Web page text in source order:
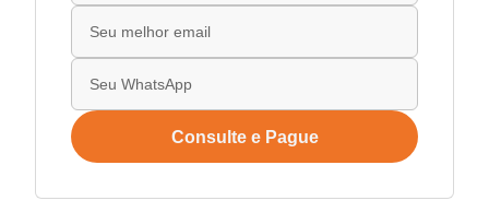
Consulte e Pague